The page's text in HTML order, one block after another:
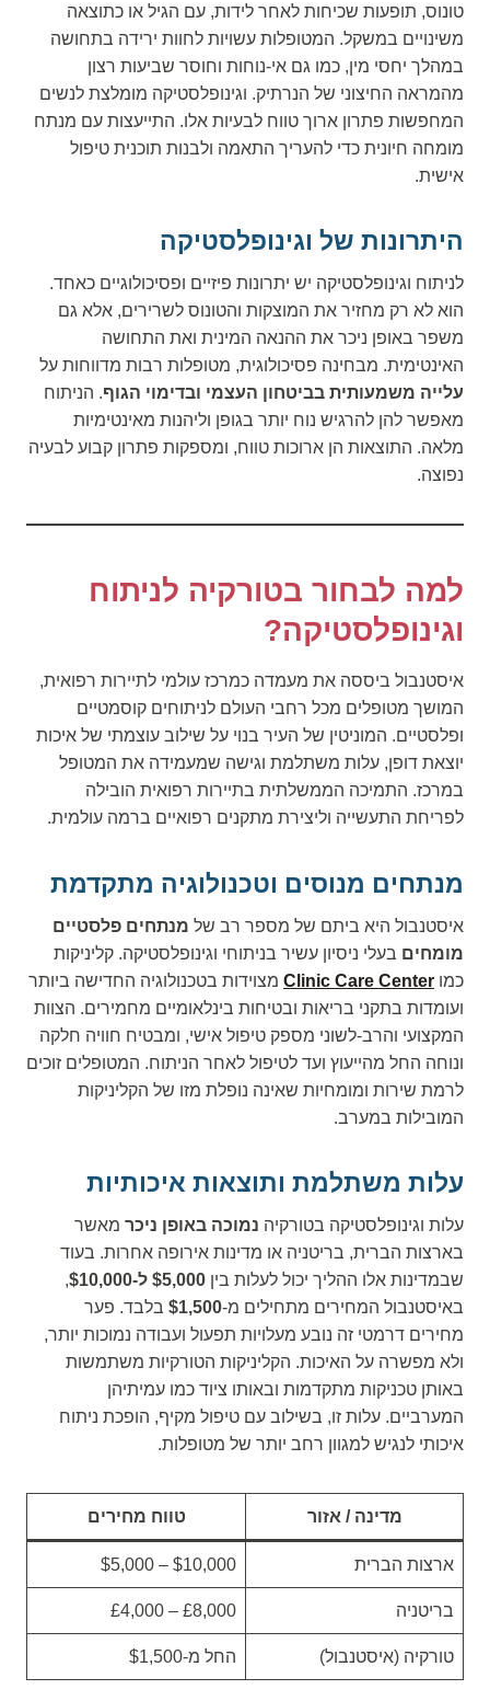
טונוס, תופעות שכיחות לאחר לידות, עם הגיל או כתוצאה
משינויים במשקל. המטופלות עשויות לחוות ירידה בתחושה
במהלך יחסי מין, כמו גם אי-נוחות וחוסר שביעות רצון
מהמראה החיצוני של הנרתיק. וגינופלסטיקה מומלצת לנשים
המחפשות פתרון ארוך טווח לבעיות אלו. התייעצות עם מנתח
מומחה חיונית כדי להעריך התאמה ולבנות תוכנית טיפול
אישית.
היתרונות של וגינופלסטיקה
לניתוח וגינופלסטיקה יש יתרונות פיזיים ופסיכולוגיים כאחד.
הוא לא רק מחזיר את המוצקות והטונוס לשרירים, אלא גם
משפר באופן ניכר את ההנאה המינית ואת התחושה
האינטימית. מבחינה פסיכולוגית, מטופלות רבות מדווחות על
עלייה משמעותית בביטחון העצמי ובדימוי הגוף. הניתוח
מאפשר להן להרגיש נוח יותר בגופן וליהנות מאינטימיות
מלאה. התוצאות הן ארוכות טווח, ומספקות פתרון קבוע לבעיה
נפוצה.
למה לבחור בטורקיה לניתוח
וגינופלסטיקה?
איסטנבול ביססה את מעמדה כמרכז עולמי לתיירות רפואית,
המושך מטופלים מכל רחבי העולם לניתוחים קוסמטיים
ופלסטיים. המוניטין של העיר בנוי על שילוב עוצמתי של איכות
יוצאת דופן, עלות משתלמת וגישה שמעמידה את המטופל
במרכז. התמיכה הממשלתית בתיירות רפואית הובילה
לפריחת התעשייה וליצירת מתקנים רפואיים ברמה עולמית.
מנתחים מנוסים וטכנולוגיה מתקדמת
איסטנבול היא ביתם של מספר רב של מנתחים פלסטיים
מומחים בעלי ניסיון עשיר בניתוחי וגינופלסטיקה. קליניקות
כמו Clinic Care Center מצוידות בטכנולוגיה החדישה ביותר
ועומדות בתקני בריאות ובטיחות בינלאומיים מחמירים. הצוות
המקצועי והרב-לשוני מספק טיפול אישי, ומבטיח חוויה חלקה
ונוחה החל מהייעוץ ועד לטיפול לאחר הניתוח. המטופלים זוכים
לרמת שירות ומומחיות שאינה נופלת מזו של הקליניקות
המובילות במערב.
עלות משתלמת ותוצאות איכותיות
עלות וגינופלסטיקה בטורקיה נמוכה באופן ניכר מאשר
בארצות הברית, בריטניה או מדינות אירופה אחרות. בעוד
שבמדינות אלו ההליך יכול לעלות בין $5,000 ל-$10,000
,
באיסטנבול המחירים מתחילים מ-$1,500 בלבד. פער
מחירים דרמטי זה נובע מעלויות תפעול ועבודה נמוכות יותר,
ולא מפשרה על האיכות. הקליניקות הטורקיות משתמשות
באותן טכניקות מתקדמות ובאותו ציוד כמו עמיתיהן
המערביים. עלות זו, בשילוב עם טיפול מקיף, הופכת ניתוח
איכותי לנגיש למגוון רחב יותר של מטופלות.
מדינה / אזור טווח מחירים
ארצות הברית ‎$5,000 – ‎$10,000
בריטניה ‎£4,000 – ‎£8,000
טורקיה (איסטנבול) החל מ-‎$1,500